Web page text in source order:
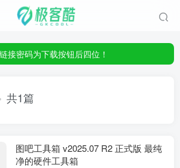
接密码为下载按钮后四位！
接密码为下载按钮后四位！
共1篇
图吧工具箱 v2025.07 R2 正式版 最纯
净的硬件工具箱